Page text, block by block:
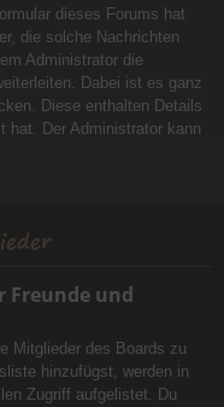
dieses Forums hat
die solche Nachrichten
Administrator die
Dabei ist es ganz
Diese enthalten Details
hat. Der Administrator kann
Freunde und
Mitglieder des Boards zu
hinzufügst, werden in
Zugriff aufgelistet. Du